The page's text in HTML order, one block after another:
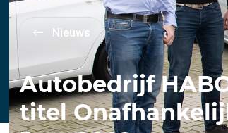
Nieuws
Autobedrijf
titel